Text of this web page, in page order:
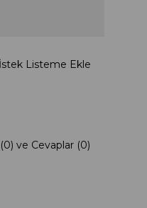
İstek Listeme Ekle
ve Cevaplar (0)